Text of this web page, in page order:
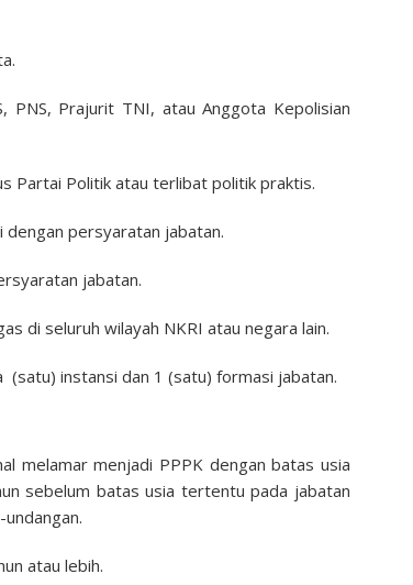
PNS, Prajurit TNI, atau Anggota Kepolisian
Partai Politik atau terlibat politik praktis.
dengan persyaratan jabatan.
jabatan.
di seluruh wilayah NKRI atau negara lain.
(satu) instansi dan 1 (satu) formasi jabatan.
melamar menjadi PPPK dengan batas usia
sebelum batas usia tertentu pada jabatan
atau lebih.